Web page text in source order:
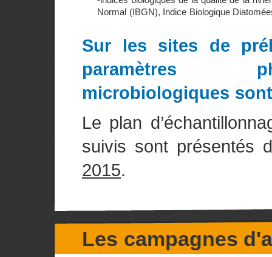
Normal (IBGN), Indice Biologique
Sur les sites de
paramètres
microbiologiques
Le plan
suivis sont présentés
2015.
Les campagnes